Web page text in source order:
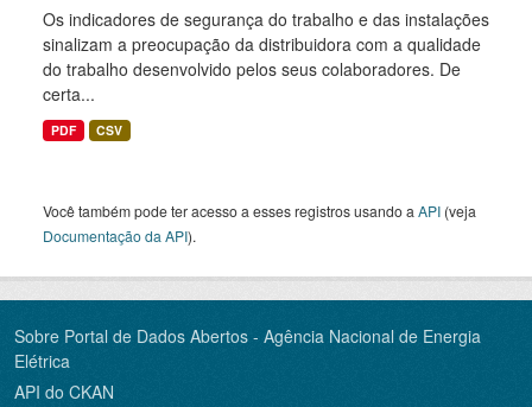
Os indicadores de segurança do trabalho e das instalações
sinalizam a preocupação da distribuidora com a qualidade
do trabalho desenvolvido pelos seus colaboradores. De
certa...
PDF CSV
Você também pode ter acesso a esses registros usando a API (veja
Documentação da API).
Sobre Portal de Dados Abertos - Agência Nacional de Energia
Elétrica
API do CKAN